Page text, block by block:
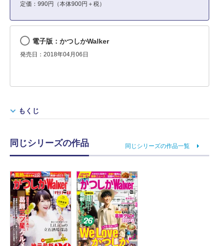
定価：990円（本体900円＋税）
電子版：かつしかWalker
発売日：2018年04月06日
もくじ
同じシリーズの作品 同じシリーズの作品一覧